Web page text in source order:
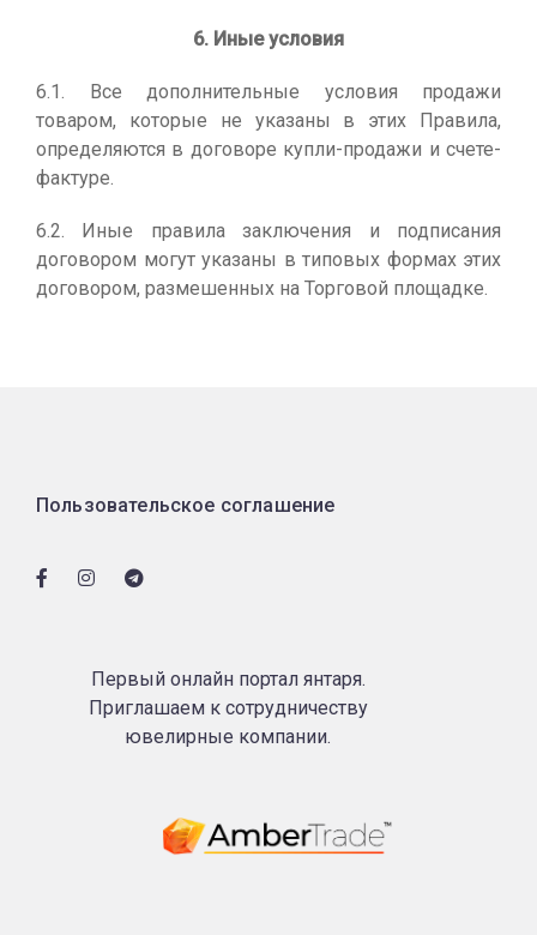
6. Иные условия
6.1. Все дополнительные условия продажи
товаром, которые не указаны в этих Правила,
определяются в договоре купли-продажи и счете-
фактуре.
6.2. Иные правила заключения и подписания
договором могут указаны в типовых формах этих
договором, размешенных на Торговой площадке.
Пользовательское соглашение
Первый онлайн портал янтаря.
Приглашаем к сотрудничеству
ювелирные компании.